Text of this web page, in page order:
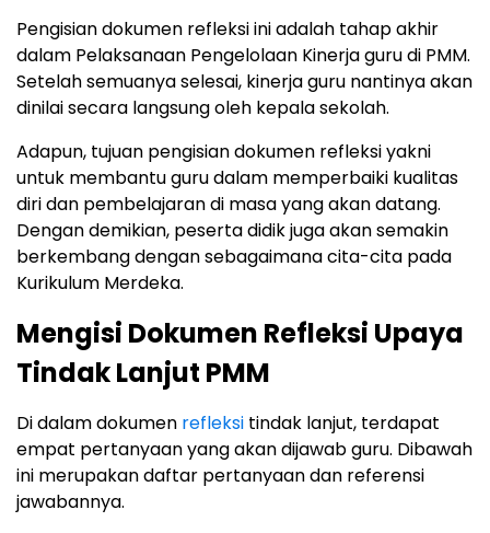
Pengisian dokumen refleksi ini adalah tahap akhir
dalam Pelaksanaan Pengelolaan Kinerja guru di PMM.
Setelah semuanya selesai, kinerja guru nantinya akan
dinilai secara langsung oleh kepala sekolah.
Adapun, tujuan pengisian dokumen refleksi yakni
untuk membantu guru dalam memperbaiki kualitas
diri dan pembelajaran di masa yang akan datang.
Dengan demikian, peserta didik juga akan semakin
berkembang dengan sebagaimana cita-cita pada
Kurikulum Merdeka.
Mengisi Dokumen Refleksi Upaya
Tindak Lanjut PMM
Di dalam dokumen refleksi tindak lanjut, terdapat
empat pertanyaan yang akan dijawab guru. Dibawah
ini merupakan daftar pertanyaan dan referensi
jawabannya.